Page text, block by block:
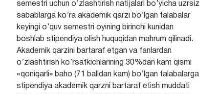
semestri uchun o’zlashtirish natijalari bo’yicha uzrsiz
sabablarga ko’ra akademik qarzi bo’lgan talabalar
keyingi o’quv semestri oyining birinchi kunidan
boshlab stipendiya olish huquqidan mahrum qilinadi.
Akademik qarzini bartaraf etgan va fanlardan
o’zlashtirish ko’rsatkichlarining 30%dan kam qismi
«qoniqarli» baho (71 balldan kam) bo’lgan talabalarga
stipendiya akademik qarzni bartaraf etish muddati